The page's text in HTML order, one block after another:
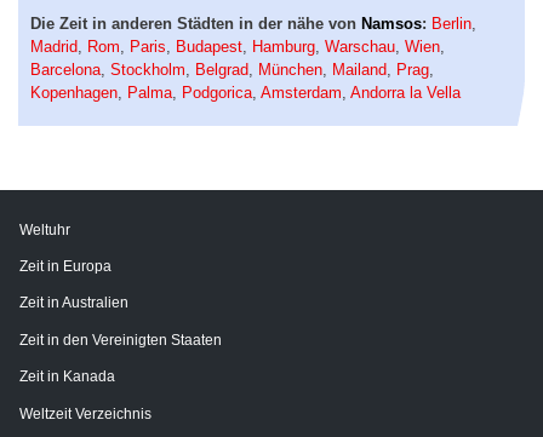
Die Zeit in anderen Städten in der nähe von Namsos: Berlin,
Madrid, Rom, Paris, Budapest, Hamburg, Warschau, Wien,
Barcelona, Stockholm, Belgrad, München, Mailand, Prag,
Kopenhagen, Palma, Podgorica, Amsterdam, Andorra la Vella
Weltuhr
Zeit in Europa
Zeit in Australien
Zeit in den Vereinigten Staaten
Zeit in Kanada
Weltzeit Verzeichnis